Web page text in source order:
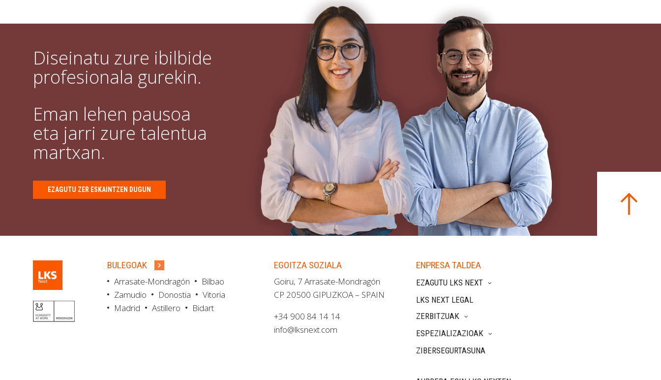
Diseinatu zure ibilbide
profesionala gurekin.
Eman lehen pausoa
eta jarri zure talentua
martxan.
EZAGUTU ZER ESKAINTZEN DUGUN
BULEGOAK
Arrasate-Mondragón
Bilbao
Zamudio
Donostia
Vitoria
Madrid
Astillero Bidart
EGOITZA SOZIALA
Goiru, 7 Arrasate-Mondragón
CP 20500 GIPUZKOA – SPAIN
+34 900 84 14 14
info@lksnext.com
ENPRESA TALDEA
EZAGUTU LKS NEXT
LKS NEXT LEGAL
ZERBITZUAK
ESPEZIALIZAZIOAK
ZIBERSEGURTASUNA